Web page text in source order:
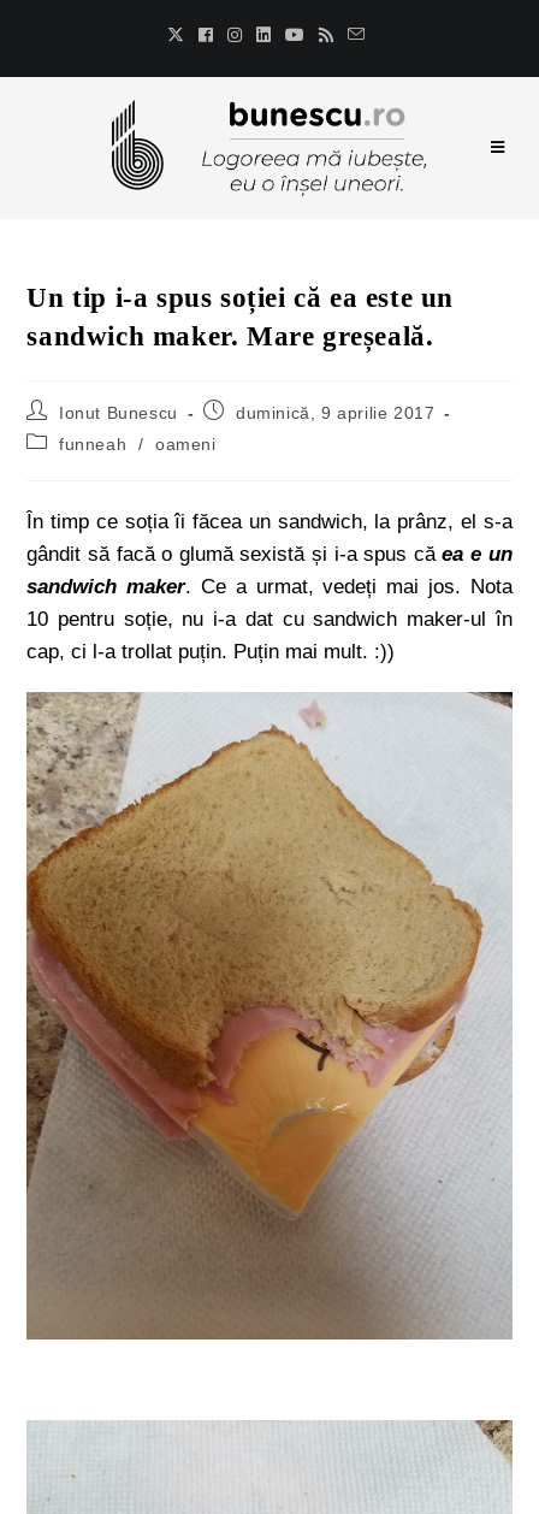
Un tip i-a spus soției că ea este un
sandwich maker. Mare greșeală.
Ionut Bunescu
duminică, 9 aprilie 2017
funneah
/ oameni
În timp ce soția îi făcea un sandwich, la prânz, el s-a
gândit să facă o glumă sexistă și i-a spus căea e un
sandwich maker. Ce a urmat, vedeți mai jos. Nota
10 pentru soție, nu i-a dat cu sandwich maker-ul în
cap, ci l-a trollat puțin. Puțin mai mult. :))